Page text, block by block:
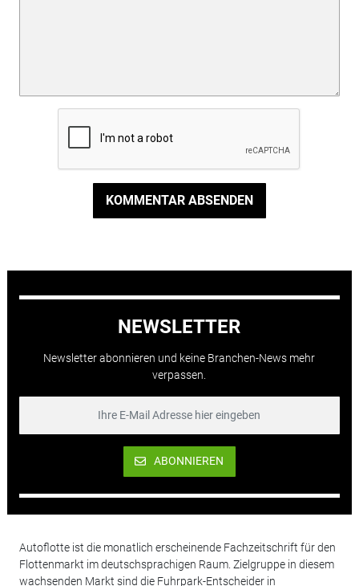
KOMMENTAR ABSENDEN
NEWSLETTER
Newsletter abonnieren und keine Branchen-News mehr
verpassen.
ABONNIEREN
Autoflotte ist die monatlich erscheinende Fachzeitschrift für den
Flottenmarkt im deutschsprachigen Raum. Zielgruppe in diesem
wachsenden Markt sind die Fuhrpark-Entscheider in